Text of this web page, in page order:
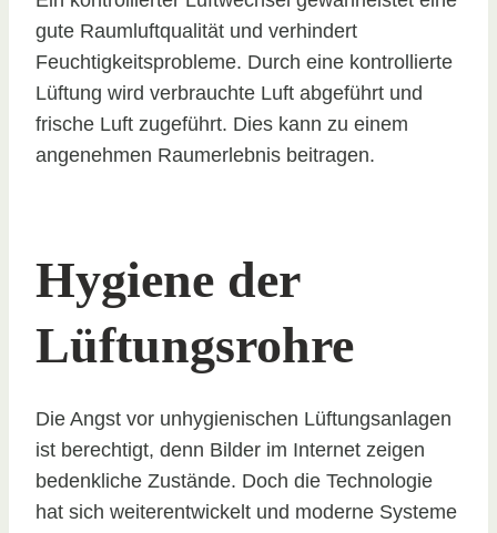
gute Raumluftqualität und verhindert
Feuchtigkeitsprobleme. Durch eine kontrollierte
Lüftung wird verbrauchte Luft abgeführt und
frische Luft zugeführt. Dies kann zu einem
angenehmen Raumerlebnis beitragen.
Hygiene der
Lüftungsrohre
Die Angst vor unhygienischen Lüftungsanlagen
ist berechtigt, denn Bilder im Internet zeigen
bedenkliche Zustände. Doch die Technologie
hat sich weiterentwickelt und moderne Systeme